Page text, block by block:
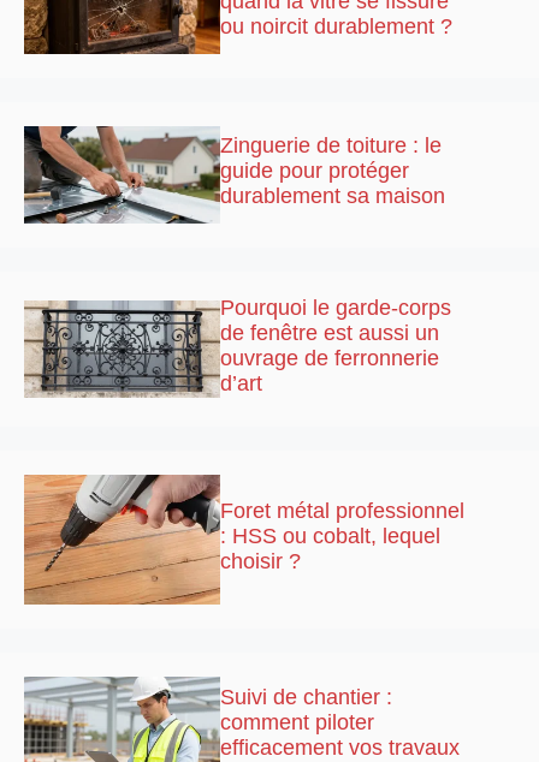
ou noircit durablement ?
Zinguerie de toiture : le
guide pour protéger
durablement sa maison
Pourquoi le garde-corps
de fenêtre est aussi un
ouvrage de ferronnerie
d’art
Foret métal professionnel
: HSS ou cobalt, lequel
choisir ?
Suivi de chantier :
comment piloter
efficacement vos travaux